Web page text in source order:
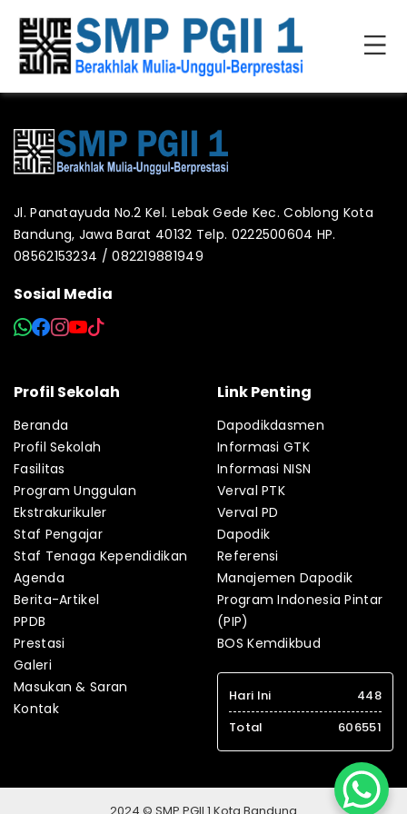
Jl. Panatayuda No.2 Kel. Lebak Gede Kec. Coblong Kota
Bandung, Jawa Barat 40132 Telp. 0222500604 HP.
08562153234 / 082219881949
Sosial Media
Profil Sekolah
Beranda
Profil Sekolah
Fasilitas
Program Unggulan
Ekstrakurikuler
Staf Pengajar
Staf Tenaga Kependidikan
Agenda
Berita-Artikel
PPDB
Prestasi
Galeri
Masukan & Saran
Kontak
Link Penting
Dapodikdasmen
Informasi GTK
Informasi NISN
Verval PTK
Verval PD
Dapodik
Referensi
Manajemen Dapodik
Program Indonesia Pintar
(PIP)
BOS Kemdikbud
Hari Ini
448
Total
606551